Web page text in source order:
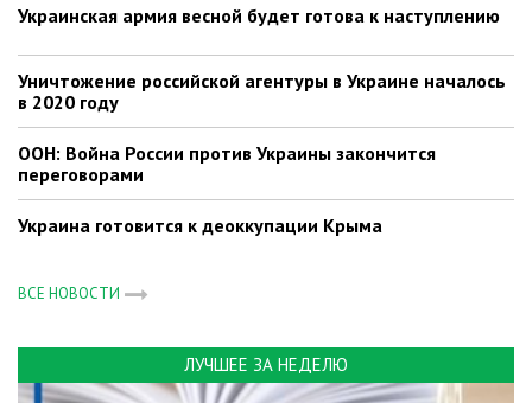
Украинская армия весной будет готова к наступлению
Уничтожение российской агентуры в Украине началось
в 2020 году
ООН: Война России против Украины закончится
переговорами
Украина готовится к деоккупации Крыма
ВСЕ НОВОСТИ
ЛУЧШЕЕ ЗА НЕДЕЛЮ